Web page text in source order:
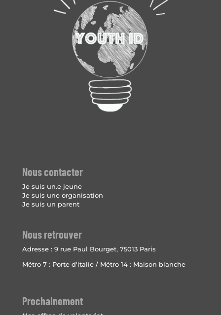
Nous contacter
Je suis un.e jeune
Je suis une organisation
Je suis un parent
Nous retrouver
Adresse : 9 rue Paul Bourget, 75013 Paris
Métro 7 : Porte d'italie / Métro 14 : Maison blanche
Prochainement